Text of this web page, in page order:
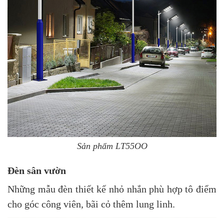
Sản phẩm LT55OO
Đèn sân vườn
Những mẫu đèn thiết kế nhỏ nhắn phù hợp tô điểm
cho góc công viên, bãi cỏ thêm lung linh.